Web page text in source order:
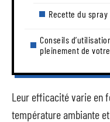
Recette du
Conseils
pleinement de
Leur efficacité varie en
température ambiante